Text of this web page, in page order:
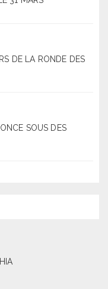
DE LA RONDE DES
SOUS DES